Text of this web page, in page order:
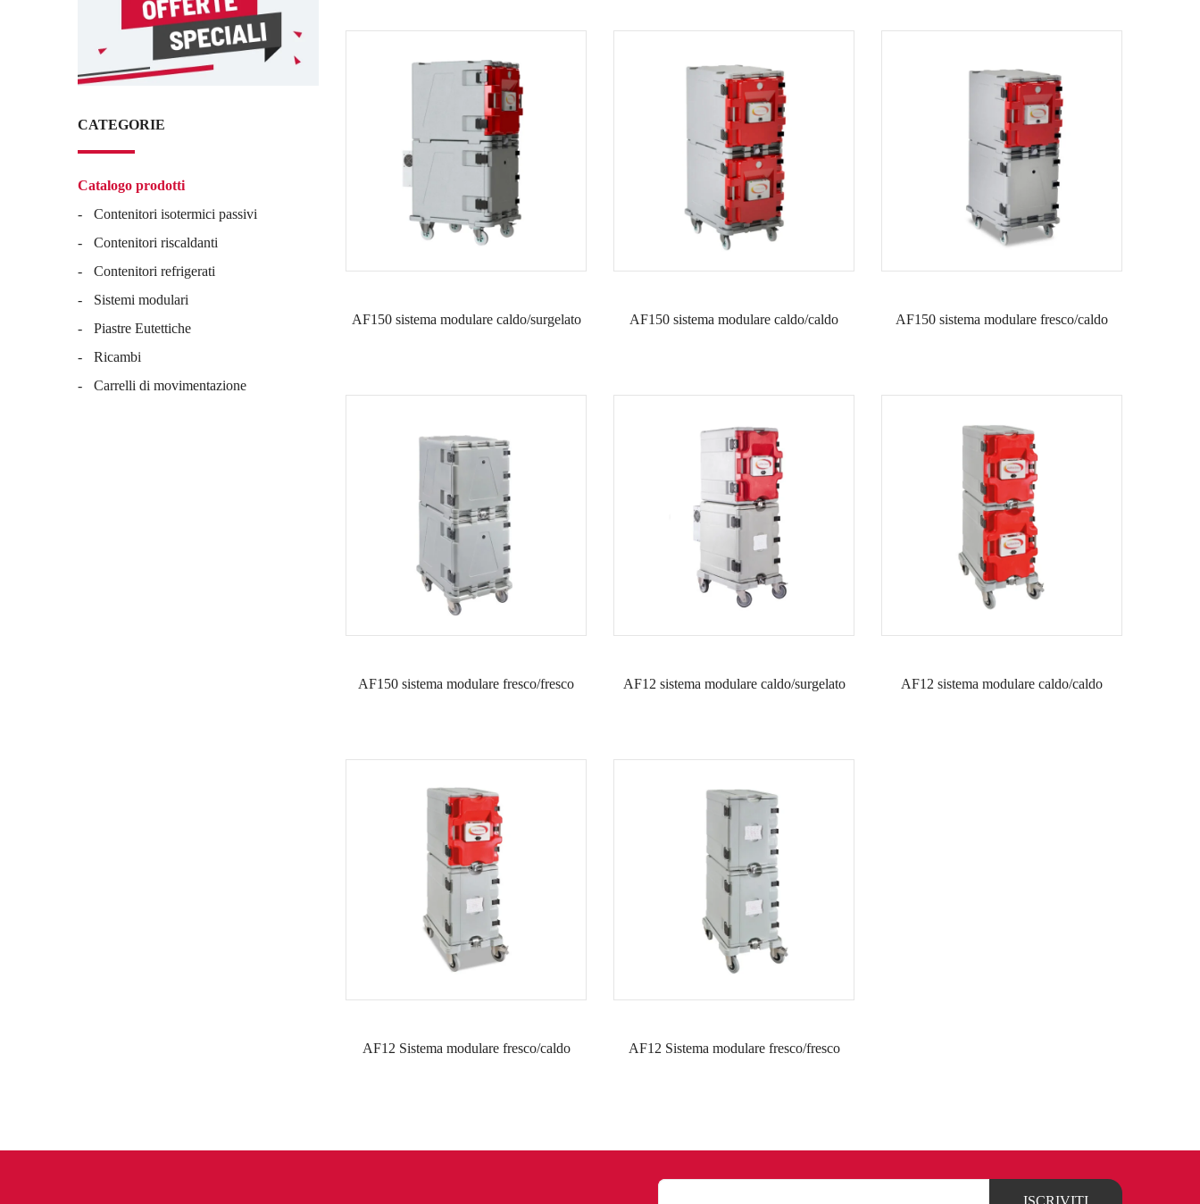
CATEGORIE
Catalogo prodotti
Contenitori isotermici passivi
Contenitori riscaldanti
Contenitori refrigerati
Sistemi modulari
Piastre Eutettiche
Ricambi
Carrelli di movimentazione
AF150 sistema modulare caldo/surgelato AF150 sistema modulare caldo/caldo AF150 sistema modulare fresco/caldo
AF150 sistema modulare fresco/fresco AF12 sistema modulare caldo/surgelato AF12 sistema modulare caldo/caldo
AF12 Sistema modulare fresco/caldo AF12 Sistema modulare fresco/fresco